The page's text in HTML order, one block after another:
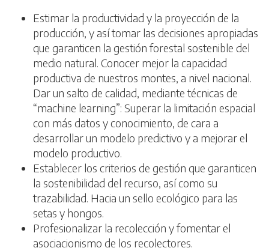
Estimar la productividad y la proyección de la
producción, y así tomar las decisiones apropiadas
que garanticen la gestión forestal sostenible del
medio natural. Conocer mejor la capacidad
productiva de nuestros montes, a nivel nacional.
Dar un salto de calidad, mediante técnicas de
“machine learning”: Superar la limitación espacial
con más datos y conocimiento, de cara a
desarrollar un modelo predictivo y a mejorar el
modelo productivo.
Establecer los criterios de gestión que garanticen
la sostenibilidad del recurso, así como su
trazabilidad. Hacia un sello ecológico para las
setas y hongos.
Profesionalizar la recolección y fomentar el
asociacionismo de los recolectores.